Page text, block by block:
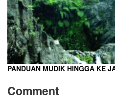
PANDUAN MUDIK HINGGA KE
Comment